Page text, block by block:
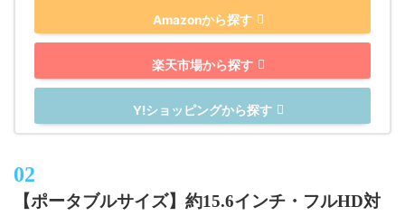
Amazonから探す
楽天市場から探す
Y!ショッピングから探す
【ポータブルサイズ】約15.6インチ・フルHD対